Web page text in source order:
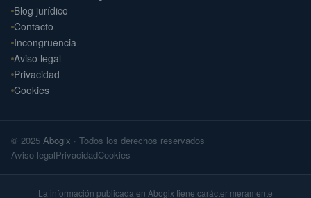
Blog jurídico
Contacto
Incongruencia
Aviso legal
Privacidad
Cookies
© 2025 Abogix · Todos los derechos reservados
Aviso legalPrivacidadCookies
La información publicada en Abogix tiene carácter meramente
📍 Sevilla
Laterna Abogados
📍 Santiago de Compostela
Arteaga Abogados
Derecho Civil